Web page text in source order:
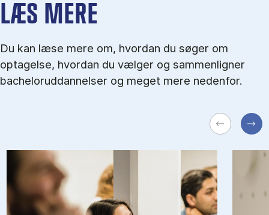
LÆS MERE
Du kan læse mere om, hvordan du søger om
optagelse, hvordan du vælger og sammenligner
bacheloruddannelser og meget mere nedenfor.